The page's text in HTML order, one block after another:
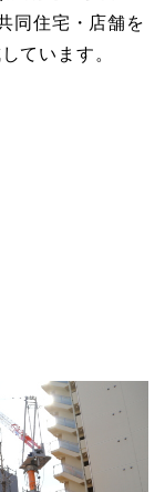
同住宅・店舗を
ています。